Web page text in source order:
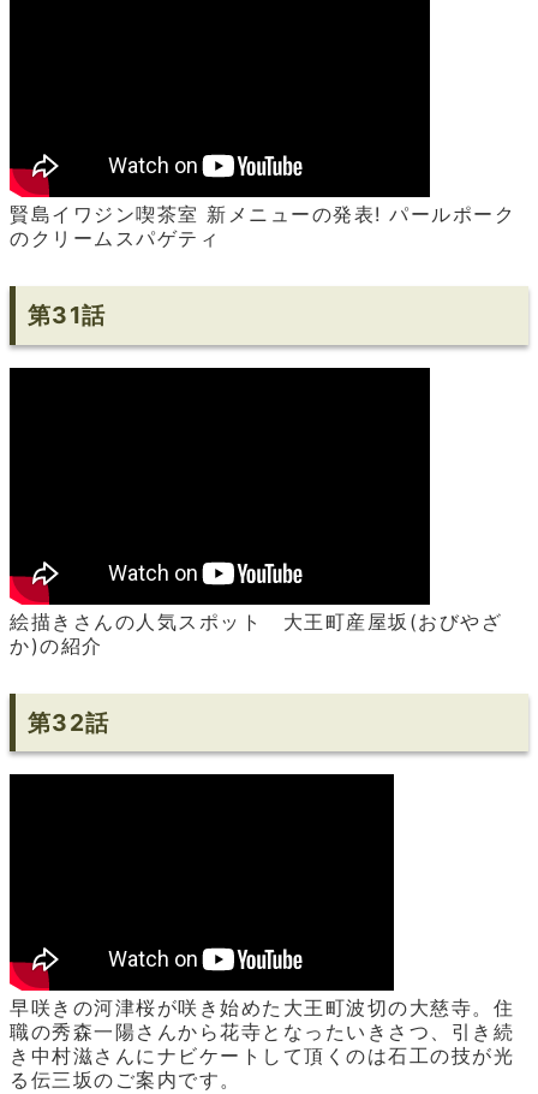
賢島イワジン喫茶室 新メニューの発表! パールポーク
のクリームスパゲティ
第31話
絵描きさんの人気スポット 大王町産屋坂(おびやざ
か)の紹介
第32話
早咲きの河津桜が咲き始めた大王町波切の大慈寺。住
職の秀森一陽さんから花寺となったいきさつ、引き続
き中村滋さんにナビケートして頂くのは石工の技が光
る伝三坂のご案内です。